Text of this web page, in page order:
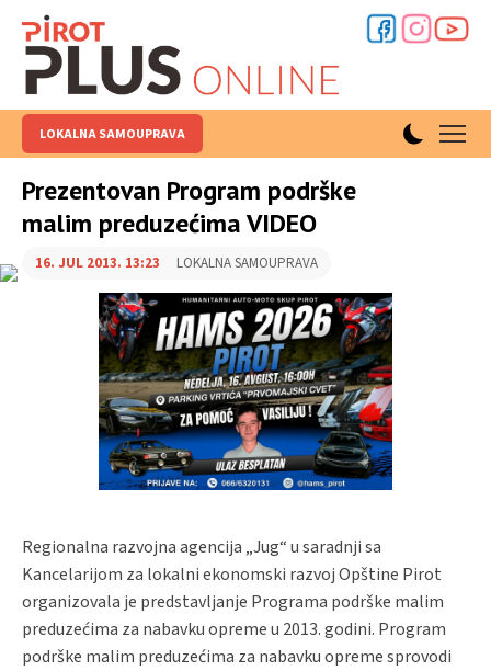
LOKALNA SAMOUPRAVA
Prezentovan Program podrške
malim preduzećima VIDEO
16. JUL 2013. 13:23 LOKALNA SAMOUPRAVA
Regionalna razvojna agencija „Jug“ u saradnji sa
Kancelarijom za lokalni ekonomski razvoj Opštine Pirot
organizovala je predstavljanje Programa podrške malim
preduzećima za nabavku opreme u 2013. godini. Program
podrške malim preduzećima za nabavku opreme sprovodi